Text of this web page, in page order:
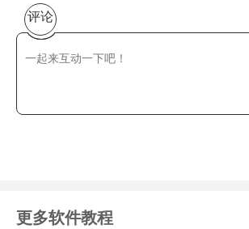
评论
更多软件教程